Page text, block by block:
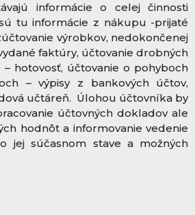
informácie o celej činnosti
tu informácie z nákupu -prijaté
výrobkov, nedokončenej
faktúry, účtovanie drobných
hotovosť, účtovanie o pohyboch
– výpisy z bankových účtov,
učtáreň. Úlohou účtovníka by
účtovných dokladov ale
hodnôt a informovanie vedenie
jej súčasnom stave a možných